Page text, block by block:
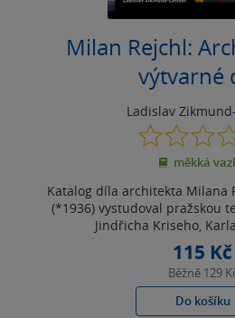
Milan Rejchl:
výtvarné
Ladislav
0.0
z
5
měkká
Katalog díla architekta Milana
(*1936) vystudoval pražskou
Jindřicha Kriseho,
115 Kč
Běžně 129
Do košíku